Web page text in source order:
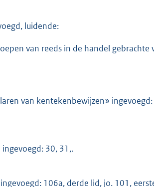
luidende:
van reeds in de handel
van kentekenbewijzen»
30, 31,.
106a, derde lid, jo. 101,